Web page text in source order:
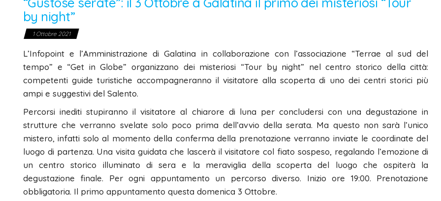
by night”
1 Ottobre 2021
L’Infopoint e l’Amministrazione di Galatina in collaborazione con l’associazione “Terrae al sud del
tempo” e “Get in Globe” organizzano dei misteriosi “Tour by night” nel centro storico della città:
competenti guide turistiche accompagneranno il visitatore alla scoperta di uno dei centri storici più
ampi e suggestivi del Salento.
Percorsi inediti stupiranno il visitatore al chiarore di luna per concludersi con una degustazione in
strutture che verranno svelate solo poco prima dell’avvio della serata. Ma questo non sarà l’unico
mistero, infatti solo al momento della conferma della prenotazione verranno inviate le coordinate del
luogo di partenza. Una visita guidata che lascerà il visitatore col fiato sospeso, regalando l’emozione di
un centro storico illuminato di sera e la meraviglia della scoperta del luogo che ospiterà la
degustazione finale. Per ogni appuntamento un percorso diverso. Inizio ore 19:00. Prenotazione
obbligatoria. Il primo appuntamento questa domenica 3 Ottobre.